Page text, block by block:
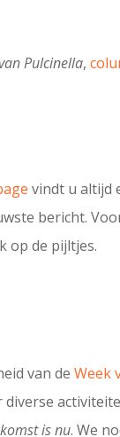
Pulcinella,
vindt u altijd
bericht.
op de pijltjes.
van de Week
diverse
is nu. We